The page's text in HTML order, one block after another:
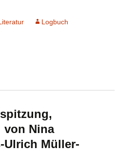
Logbuch
Nina
Ulrich Müller-